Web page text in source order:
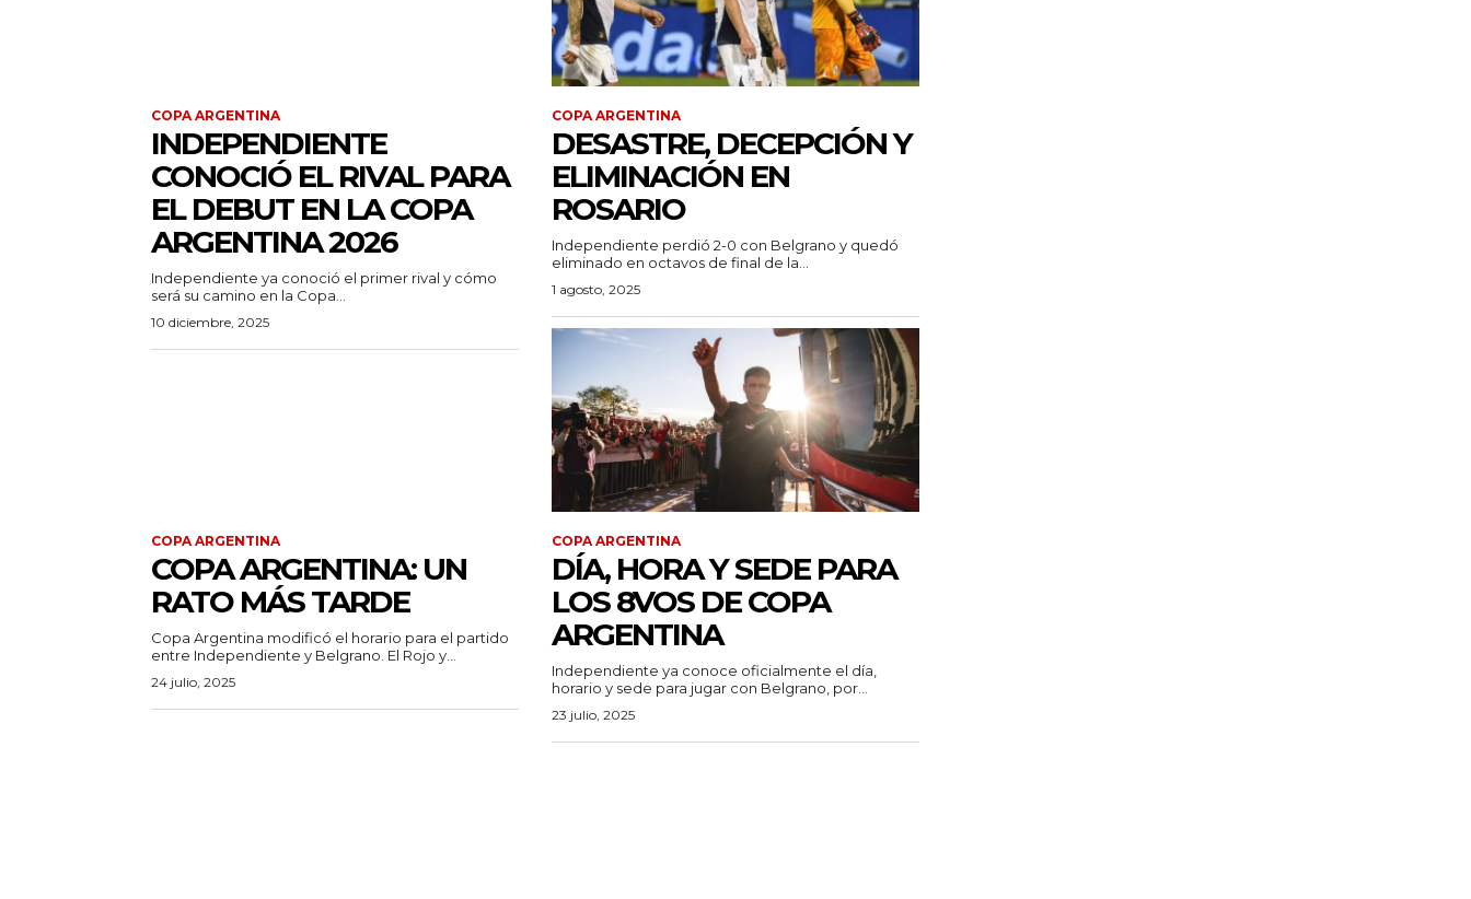
COPA ARGENTINA
INDEPENDIENTE
CONOCIÓ EL RIVAL PARA
EL DEBUT EN LA COPA
ARGENTINA 2026
Independiente ya conoció el primer rival y cómo
será su camino en la Copa...
10 diciembre, 2025
COPA ARGENTINA
DESASTRE, DECEPCIÓN Y
ELIMINACIÓN EN
ROSARIO
Independiente perdió 2-0 con Belgrano y quedó
eliminado en octavos de final de la...
1 agosto, 2025
COPA ARGENTINA
COPA ARGENTINA: UN
RATO MÁS TARDE
Copa Argentina modificó el horario para el partido
entre Independiente y Belgrano. El Rojo y...
24 julio, 2025
COPA ARGENTINA
DÍA, HORA Y SEDE PARA
LOS 8VOS DE COPA
ARGENTINA
Independiente ya conoce oficialmente el día,
horario y sede para jugar con Belgrano, por...
23 julio, 2025